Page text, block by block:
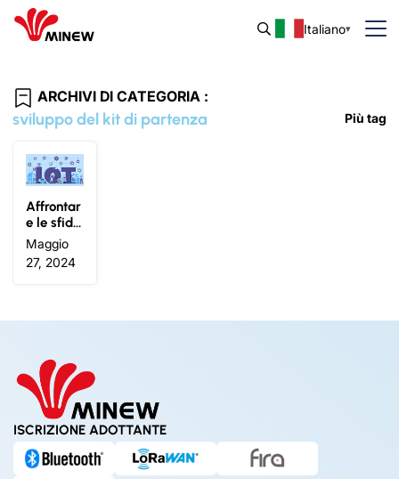
Italiano
ARCHIVI DI CATEGORIA :
sviluppo del kit di partenza Più tag
Affrontar
e le sfide
dell’IoT: I
n che mo
do gli St
ano le sol
Maggio
27, 2024
ISCRIZIONE ADOTTANTE